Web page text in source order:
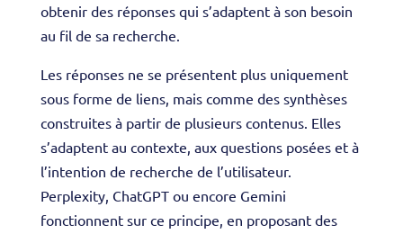
obtenir des réponses qui s’adaptent à son besoin
au fil de sa recherche.
Les réponses ne se présentent plus uniquement
sous forme de liens, mais comme des synthèses
construites à partir de plusieurs contenus. Elles
s’adaptent au contexte, aux questions posées et à
l’intention de recherche de l’utilisateur.
Perplexity, ChatGPT ou encore Gemini
fonctionnent sur ce principe, en proposant des